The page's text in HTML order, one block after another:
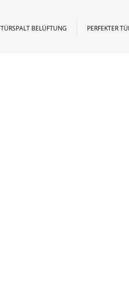
TÜRSPALT BELÜFTUNG PERFEKTER